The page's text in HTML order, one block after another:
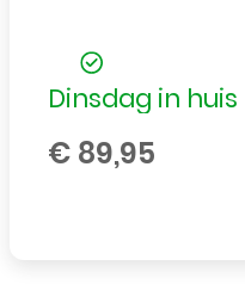
Dinsdag in huis
€ 89,95